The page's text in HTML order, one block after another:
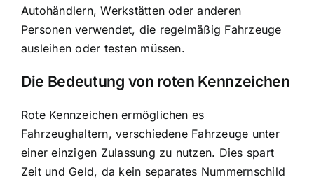
Autohändlern, Werkstätten oder anderen
Personen verwendet, die regelmäßig Fahrzeuge
ausleihen oder testen müssen.
Die Bedeutung von roten Kennzeichen
Rote Kennzeichen ermöglichen es
Fahrzeughaltern, verschiedene Fahrzeuge unter
einer einzigen Zulassung zu nutzen. Dies spart
Zeit und Geld, da kein separates Nummernschild